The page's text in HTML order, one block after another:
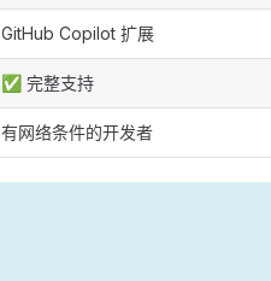
GitHub Copilot 扩展
✅ 完整支持
有网络条件的开发者